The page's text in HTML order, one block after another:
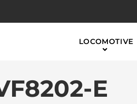
LOCOMOTIVE
E